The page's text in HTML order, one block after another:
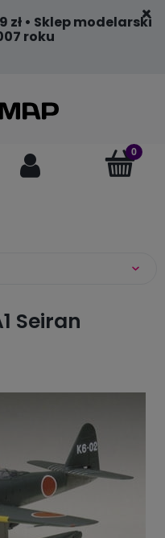
• Sklep modelarski
roku
Seiran